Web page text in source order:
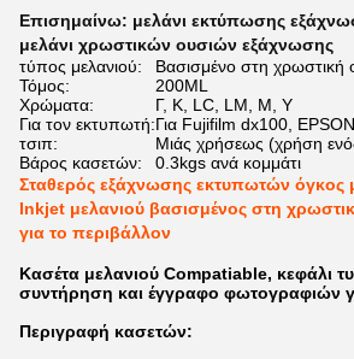
Επισημαίνω: μελάνι εκτύπωσης
μελάνι χρωστικών ουσιών εξάχνωσης
τύπος μελανιού:
Βασισμένο στη χρωστική
Τόμος:
200ML
Χρώματα:
Γ, Κ, LC, LM, Μ, Υ
Για τον εκτυπωτή:Για Fujifilm dx100,
τσιπ:
Μιάς χρήσεως (χρήση
Βάρος κασετών:
0.3kgs ανά κομμάτι
Σταθερός εξάχνωσης εκτυπωτών όγκος
Inkjet μελανιού βασισμένος στη
για το περιβάλλον
Κασέτα μελανιού Compatiable, κεφάλι
συντήρηση και έγγραφο φωτογραφιών
Περιγραφή κασετών: